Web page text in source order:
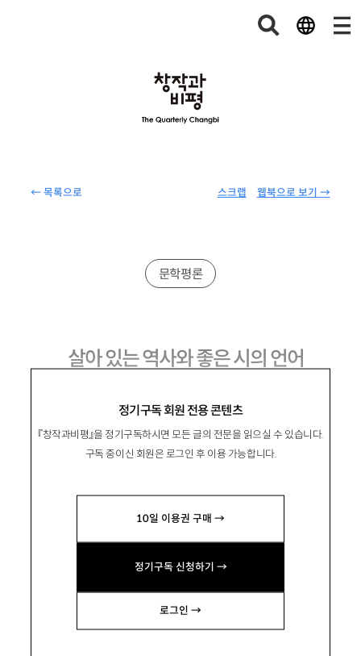
← 목록으로 웹북으로 보기 →
스크랩
정기구독 회원 전용 콘텐츠
『창작과비평』을 정기구독하시면 모든 글의 전문을 읽으실 수 있습니다.
구독 중이신 회원은 로그인 후 이용 가능합니다.
10일 이용권 구매 →
정기구독 신청하기 →
로그인 →
문학평론
살아 있는 역사와 좋은 시의 언어
송종원宋鐘元
문학평론가. 평론 「텅 빈 자리의 주위에서」 「21